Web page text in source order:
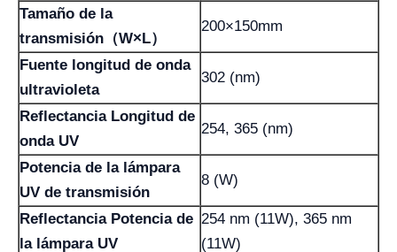
Tamaño de la
transmisión（W×L）
200×150mm
Fuente longitud de onda
ultravioleta
302 (nm)
Reflectancia Longitud de
onda UV
254, 365 (nm)
Potencia de la lámpara
UV de transmisión
8 (W)
Reflectancia Potencia de
la lámpara UV
254 nm (11W), 365 nm
(11W)